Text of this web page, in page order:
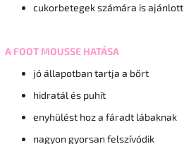
cukorbetegek számára is ajánlott
A FOOT MOUSSE HATÁSA
jó állapotban tartja a bőrt
hidratál és puhít
enyhülést hoz a fáradt lábaknak
nagyon gyorsan felszívódik